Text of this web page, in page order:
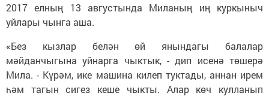
2017 елның 13 августында Миланың иң куркыныч
уйлары чынга аша.
«Без кызлар белән өй янындагы балалар
мәйданчыгына уйнарга чыктык, - дип исенә төшерә
Мила. - Күрәм, ике машина килеп туктады, аннан ирем
һәм тагын сигез кеше чыкты. Алар көч кулланып